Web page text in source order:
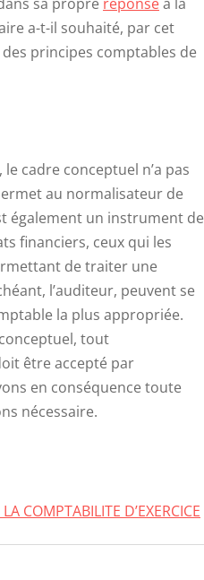
a-t-il souhaité, par cet
principes comptables de
cadre conceptuel n’a pas
au normalisateur de
également un instrument de
financiers, ceux qui les
de traiter une
l’auditeur, peuvent se
la plus appropriée.
tout
être accepté par
en conséquence toute
nécessaire.
COMPTABILITE D’EXERCICE